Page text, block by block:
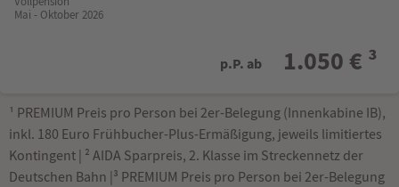
Mai - Oktober 2026
p.P. ab 1.050 € ³
¹ PREMIUM Preis pro Person bei 2er-Belegung (Innenkabine IB),
inkl. 180 Euro Frühbucher-Plus-Ermäßigung, jeweils limitiertes
Kontingent | ² AIDA Sparpreis, 2. Klasse im Streckennetz der
Deutschen Bahn |³ PREMIUM Preis pro Person bei 2er-Belegung